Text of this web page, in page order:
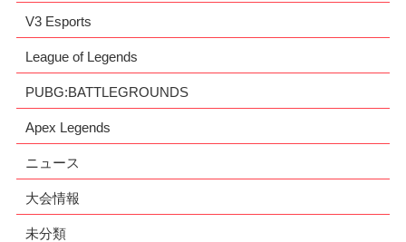
V3 Esports
League of Legends
PUBG:BATTLEGROUNDS
Apex Legends
ニュース
大会情報
未分類